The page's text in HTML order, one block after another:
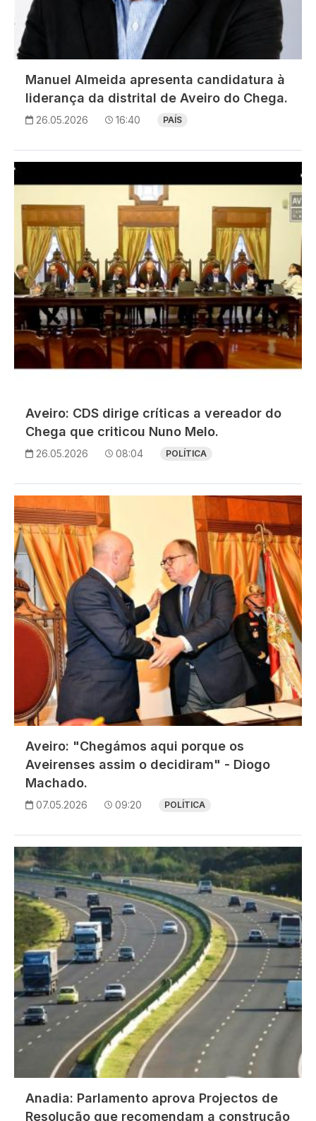
Manuel Almeida apresenta candidatura à
liderança da distrital de Aveiro do Chega.
26.05.2026 16:40 PAÍS
Imagem
Aveiro: CDS dirige críticas a vereador do
Chega que criticou Nuno Melo.
26.05.2026 08:04 POLÍTICA
Imagem
Aveiro: "Chegámos aqui porque os
Aveirenses assim o decidiram" - Diogo
Machado.
07.05.2026 09:20 POLÍTICA
Imagem
Anadia: Parlamento aprova Projectos de
Resolução que recomendam a construção